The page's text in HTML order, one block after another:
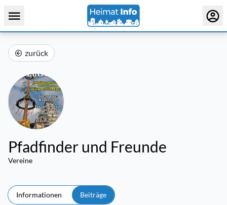
zurück
Pfadfinder und Freunde
Vereine
Informationen Beiträge